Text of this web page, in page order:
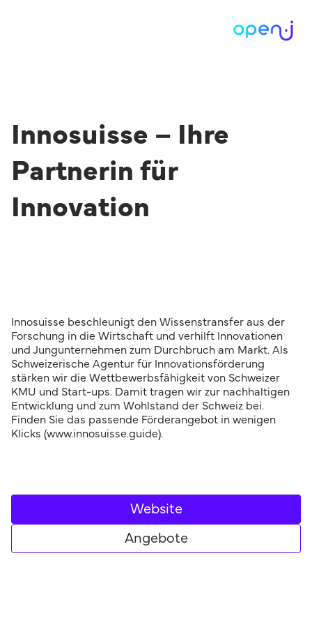
Innosuisse – Ihre
Partnerin für
Innovation
Innosuisse beschleunigt den Wissenstransfer aus der
Forschung in die Wirtschaft und verhilft Innovationen
und Jungunternehmen zum Durchbruch am Markt. Als
Schweizerische Agentur für Innovationsförderung
stärken wir die Wettbewerbsfähigkeit von Schweizer
KMU und Start-ups. Damit tragen wir zur nachhaltigen
Entwicklung und zum Wohlstand der Schweiz bei.
Finden Sie das passende Förderangebot in wenigen
Klicks (www.innosuisse.guide).
Website
Angebote